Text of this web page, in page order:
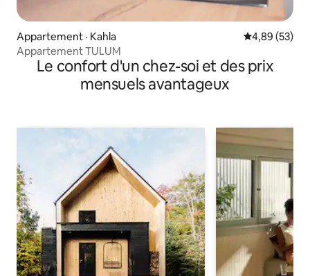
Appartement · Kahla Note
4,89 (53)
Appartement TULUM
Le confort d'un chez-soi et des prix
mensuels avantageux